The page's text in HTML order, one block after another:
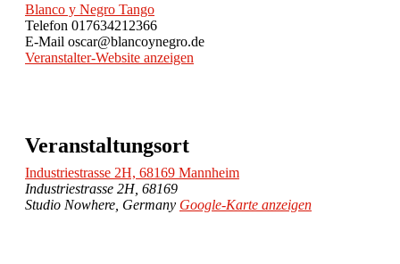
Blanco y Negro Tango
Telefon 017634212366
E-Mail oscar@blancoynegro.de
Veranstalter-Website anzeigen
Veranstaltungsort
Industriestrasse 2H, 68169 Mannheim
Industriestrasse 2H, 68169
Studio Nowhere Germany Google-Karte anzeigen